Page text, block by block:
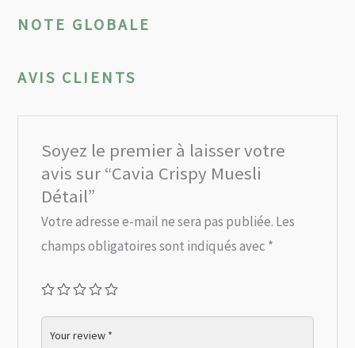
NOTE GLOBALE
AVIS CLIENTS
Soyez le premier à laisser votre
avis sur “Cavia Crispy Muesli
Détail”
Votre adresse e-mail ne sera pas publiée. Les
champs obligatoires sont indiqués avec *